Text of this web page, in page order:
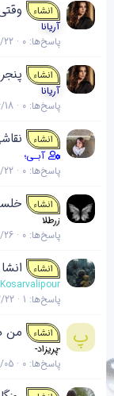
انشاء
آریانا
پاسخ‌ها 0
22
انشاء
آریانا
پاسخ‌ها 0
18
انشاء
آبـی؛
پاسخ‌ها 0
22
انشاء
زرطلا
پاسخ‌ها 0
26
انشاء
Kosarvalipour
پاسخ‌ها 1
22
پ انشاء من
-پریزاد-
پاسخ‌ها 0
05